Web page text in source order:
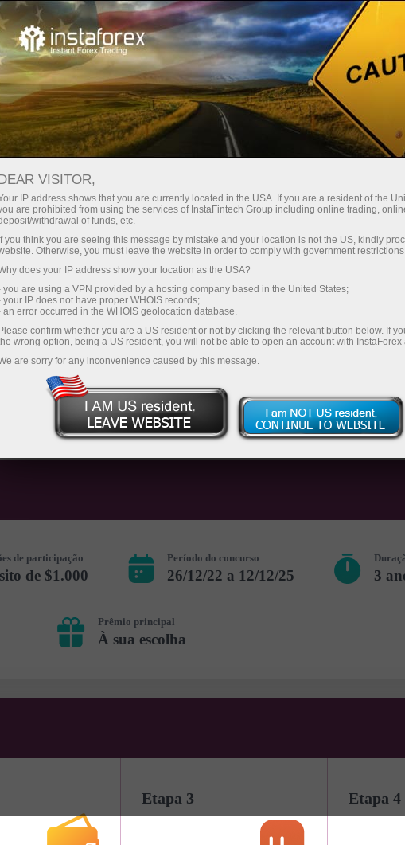
Abertura instanânea da conta Plataforma de negociação
Para Iniciantes Para Investidores Para Parceiros
você escolhe os prêmios!
para criar o
o seu prêmio!
o que você
em
de participação
de $1.000
Período do concurso
26/12/22 a 12/12/25 3
Prêmio principal
À sua escolha
Etapa 3 Etapa 4
VISITOR,
IP address shows that you are currently located in the USA. If you are a resident of the
are prohibited from using the services of InstaFintech Group including online trading,
withdrawal of funds, etc.
If you think you are seeing this message by mistake and your location is not the US, kindly
Otherwise, you must leave the website in order to comply with government
does your IP address show your location as the USA?
you are using a VPN provided by a hosting company based in the United States;
your IP does not have proper WHOIS records;
an error occurred in the WHOIS geolocation database.
Please confirm whether you are a US resident or not by clicking the relevant button below. If
wrong option, being a US resident, you will not be able to open an account with InstaForex
are sorry for any inconvenience caused by this message.